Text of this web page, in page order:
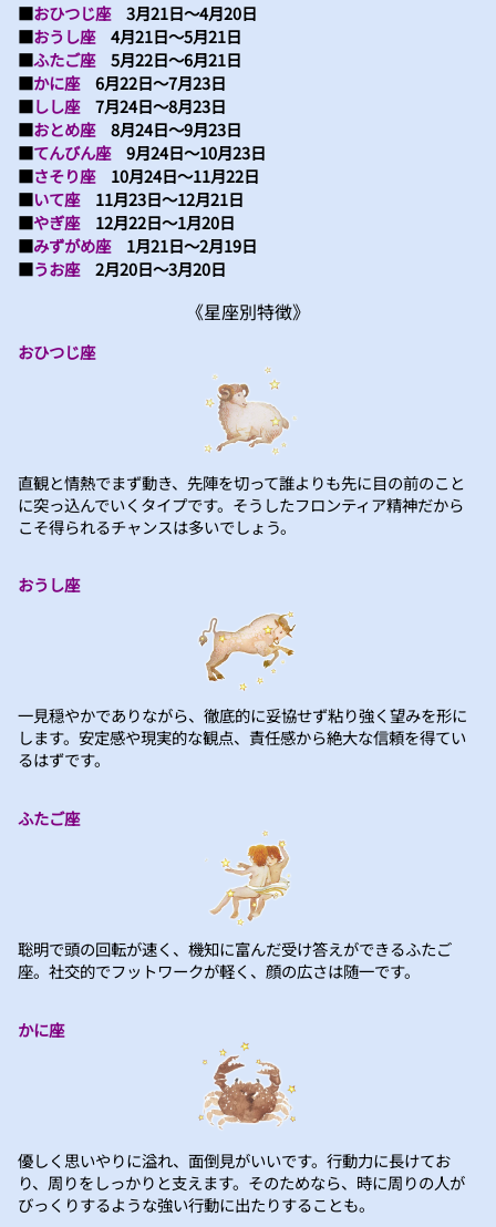
■おひつじ座3月21日～4月20日
■おうし座4月21日～5月21日
■ふたご座5月22日～6月21日
■かに座6月22日～7月23日
■しし座7月24日～8月23日
■おとめ座8月24日～9月23日
■てんびん座9月24日～10月23日
■さそり座10月24日～11月22日
■いて座11月23日～12月21日
■やぎ座12月22日～1月20日
■みずがめ座1月21日～2月19日
■うお座2月20日～3月20日
《星座別特徴》
おひつじ座
直観と情熱でまず動き、先陣を切って誰よりも先に目の前のこと
に突っ込んでいくタイプです。そうしたフロンティア精神だから
こそ得られるチャンスは多いでしょう。
おうし座
一見穏やかでありながら、徹底的に妥協せず粘り強く望みを形に
します。安定感や現実的な観点、責任感から絶大な信頼を得てい
るはずです。
ふたご座
聡明で頭の回転が速く、機知に富んだ受け答えができるふたご
座。社交的でフットワークが軽く、顔の広さは随一です。
かに座
優しく思いやりに溢れ、面倒見がいいです。行動力に長けてお
り、周りをしっかりと支えます。そのためなら、時に周りの人が
びっくりするような強い行動に出たりすることも。